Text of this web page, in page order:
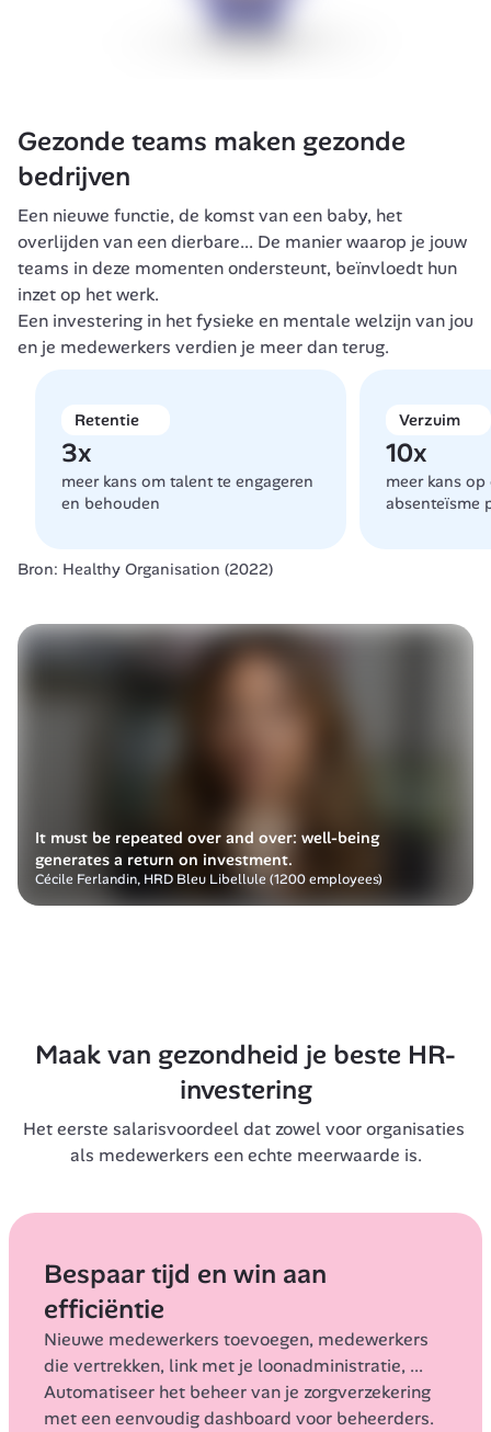
Gezonde teams maken gezonde
bedrijven
Een nieuwe functie, de komst van een baby, het
overlijden van een dierbare... De manier waarop je jouw
teams in deze momenten ondersteunt, beïnvloedt hun
inzet op het werk.
Een investering in het fysieke en mentale welzijn van jou
en je medewerkers verdien je meer dan terug.
Retentie
3x
meer kans om talent te engageren
en behouden
Verzuim
10x
meer kans op
absenteïsme
Bron: Healthy Organisation (2022)
It must be repeated over and over: well-being
generates a return on investment.
Cécile Ferlandin, HRD Bleu Libellule (1200 employees)
Maak van gezondheid je beste HR-
investering
Het eerste salarisvoordeel dat zowel voor organisaties
als medewerkers een echte meerwaarde is.
Bespaar tijd en win aan
efficiëntie
Nieuwe medewerkers toevoegen, medewerkers
die vertrekken, link met je loonadministratie, ...
Automatiseer het beheer van je zorgverzekering
met een eenvoudig dashboard voor beheerders.